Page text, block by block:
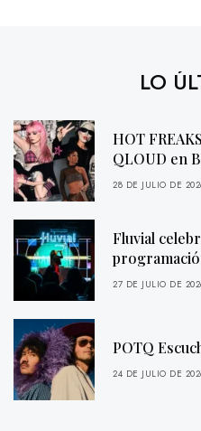
LO
HOT
QLOUD en
28 DE JULIO DE
Fluvial
27 DE JULIO DE
POTQ
24 DE JULIO DE